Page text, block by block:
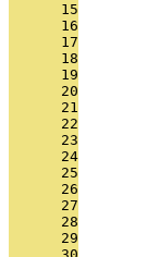
      15
      16
      17
      18
      19
      20
      21
      22
      23
      24
      25
      26
      27
      28
      29